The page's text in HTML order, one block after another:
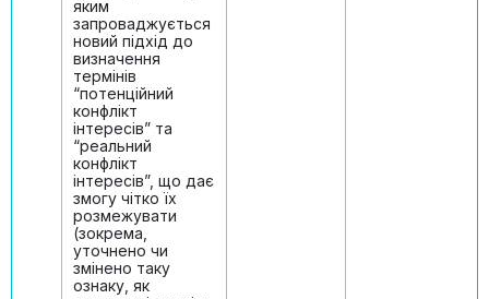
яким
запроваджується
новий підхід до
визначення
термінів
“потенційний
конфлікт
інтересів” та
“реальний
конфлікт
інтересів”, що дає
змогу чітко їх
розмежувати
(зокрема,
уточнено чи
змінено таку
ознаку, як